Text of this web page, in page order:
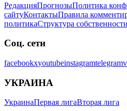
РедакцияПрогнозыПолитика
сайтуКонтактыПравила
политикаСтруктура собственности
Соц. сети
facebookxyoutubeinstagramtelegram
УКРАИНА
УкраинаПервая лигаВторая лига